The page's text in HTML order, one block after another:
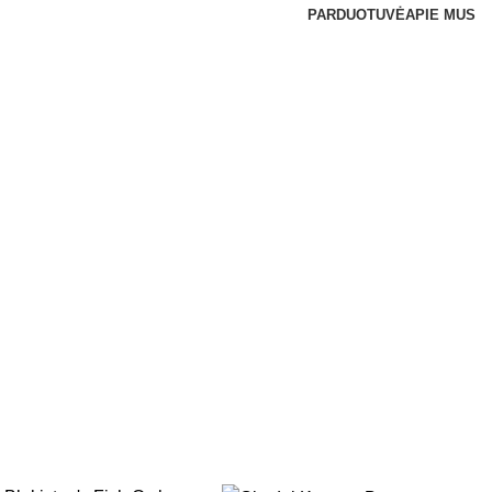
PARDUOTUVĖAPIE MUS